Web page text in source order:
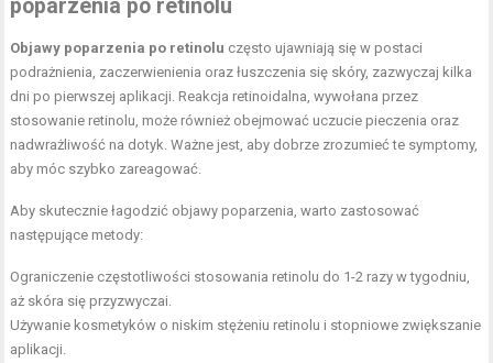
poparzenia po retinolu
Objawy poparzenia po retinolu często ujawniają się w postaci
podrażnienia, zaczerwienienia oraz łuszczenia się skóry, zazwyczaj kilka
dni po pierwszej aplikacji. Reakcja retinoidalna, wywołana przez
stosowanie retinolu, może również obejmować uczucie pieczenia oraz
nadwrażliwość na dotyk. Ważne jest, aby dobrze zrozumieć te symptomy,
aby móc szybko zareagować.
Aby skutecznie łagodzić objawy poparzenia, warto zastosować
następujące metody:
Ograniczenie częstotliwości stosowania retinolu do 1-2 razy w tygodniu,
aż skóra się przyzwyczai.
Używanie kosmetyków o niskim stężeniu retinolu i stopniowe zwiększanie
aplikacji.